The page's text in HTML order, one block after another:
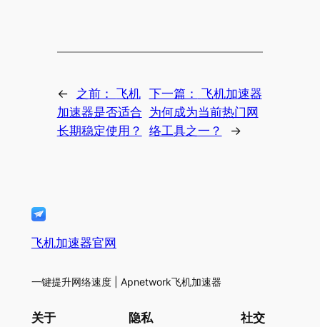
← 之前： 飞机
加速器是否适合
长期稳定使用？
下一篇： 飞机加速器
为何成为当前热门网
络工具之一？
→
飞机加速器官网
一键提升网络速度 | Apnetwork飞机加速器
关于 隐私 社交